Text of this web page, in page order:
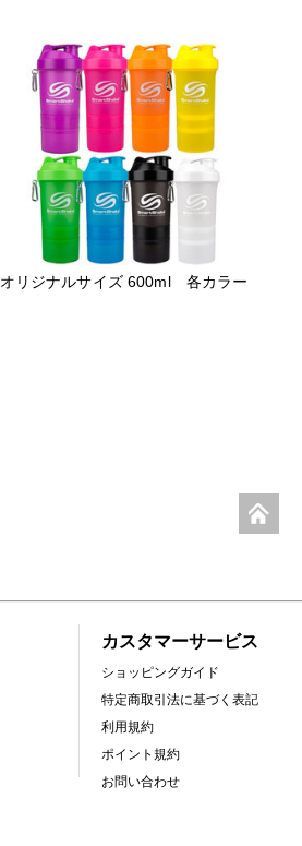
オリジナルサイズ 600ml 各カラー
カスタマーサービス
ショッピングガイド
特定商取引法に基づく表記
利用規約
ポイント規約
お問い合わせ